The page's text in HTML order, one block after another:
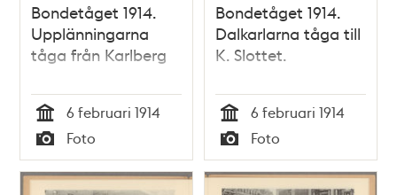
Bondetåget 1914.
Upplänningarna
tåga från Karlberg
Tid
6 februari 1914
Typ
Foto
Bondetåget 1914.
Dalkarlarna tåga till
K. Slottet.
Tid
6 februari 1914
Typ
Foto